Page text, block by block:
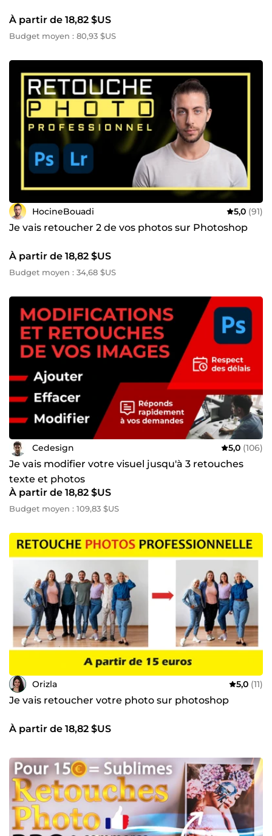
À partir de 18,82 $US
Budget moyen : 80,93 $US
HocineBouadi 5,0 (91)
Je vais retoucher 2 de vos photos sur Photoshop
À partir de 18,82 $US
Budget moyen : 34,68 $US
Cedesign 5,0 (106)
Je vais modifier votre visuel jusqu'à 3 retouches
texte et photos
À partir de 18,82 $US
Budget moyen : 109,83 $US
Orizla 5,0 (11)
Je vais retoucher votre photo sur photoshop
À partir de 18,82 $US